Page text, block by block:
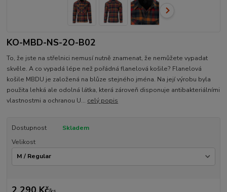
KO-MBD-NS-2O-B02
To, že jste na střelnici nemusí nutně znamenat, že nemůžete vypadat
skvěle. A co vypadá lépe než pořádná flanelová košile? Flanelová
košile MBDU je založená na blůze stejného jména. Na její výrobu byla
použita lehká ale odolná látka, která zároveň disponuje antibakteriálními
vlastnostmi a ochranou U... celý popis
Dostupnost
Skladem
Velikost